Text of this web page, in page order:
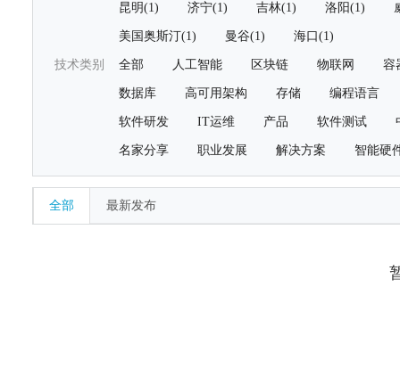
昆明(1) 济宁(1) 吉林(1) 洛阳(1)
美国奥斯汀(1) 曼谷(1) 海口(1)
技术类别 全部 人工智能 区块链 物联网 容
数据库 高可用架构 存储 编程语言
软件研发 IT运维 产品 软件测试
名家分享 职业发展 解决方案 智能硬
全部 最新发布